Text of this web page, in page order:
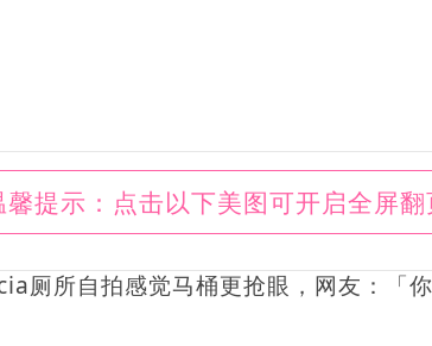
馨提示：点击以下美图可开启全屏翻